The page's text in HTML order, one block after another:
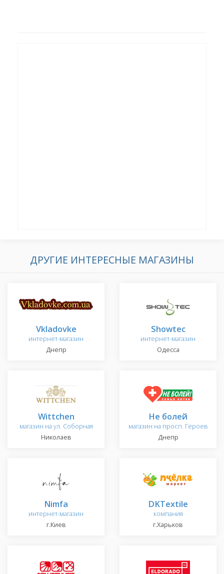
ДРУГИЕ ИНТЕРЕСНЫЕ МАГАЗИНЫ
Vkladovke
интернет-магазин
Днепр
Showtec
интернет-магазин
Одесса
Wittchen
магазин на ул. Соборная
Николаев
Не болей
магазин на просп. Героев
Днепр
Nimfa
интернет-магазин
г.Киев
DKTextile
компания
г.Харьков